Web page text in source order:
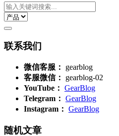
联系我们
微信客服：
gearblog
客服微信：
gearblog-02
YouTube： GearBlog
Telegram： GearBlog
Instagram： GearBlog
随机文章